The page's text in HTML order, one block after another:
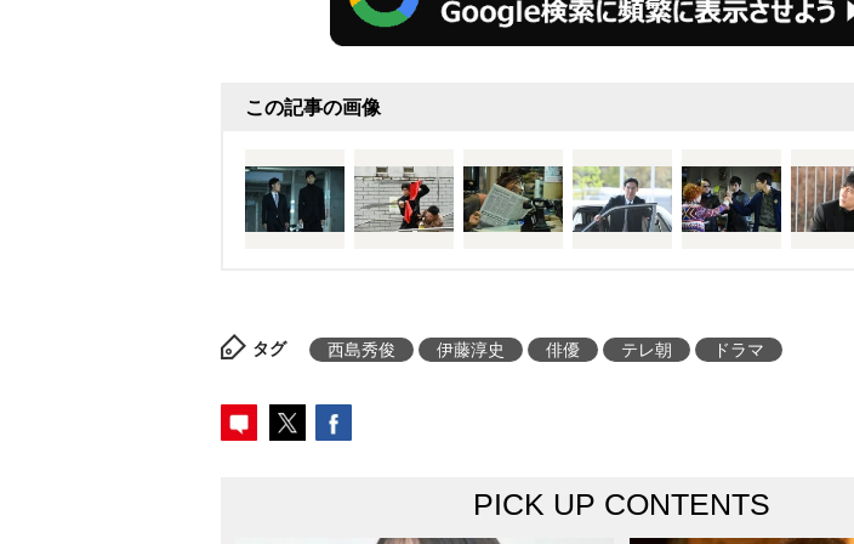
この記事の画像
タグ 西島秀俊 伊藤淳史 俳優 テレ朝 ドラマ
PICK UP CONTENTS